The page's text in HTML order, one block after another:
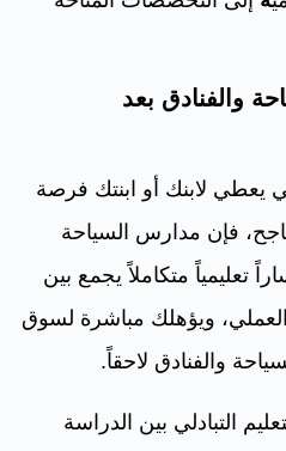
والفنادق بعد
يعطي لابنك أو ابنتك فرصة
فإن مدارس السياحة
تعليمياً متكاملاً يجمع بين
العملي، ويؤهلك مباشرة لسوق
والفنادق لاحقاً.
التبادلي بين الدراسة